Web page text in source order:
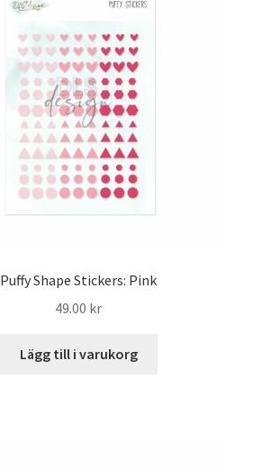
Puffy Shape Stickers: Pink
49.00 kr
Lägg till i varukorg